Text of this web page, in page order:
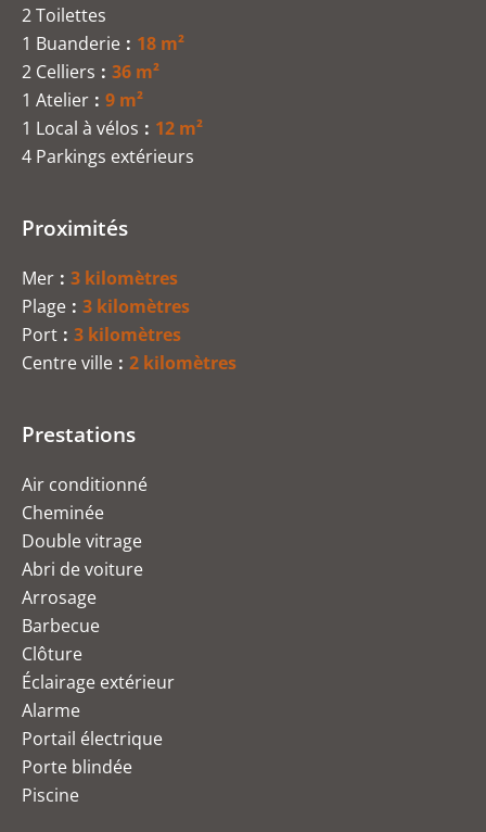
2 Toilettes
1 Buanderie
18 m²
2 Celliers
36 m²
1 Atelier
9 m²
1 Local à vélos
12 m²
4 Parkings extérieurs
Proximités
Mer
3 kilomètres
Plage
3 kilomètres
Port
3 kilomètres
Centre ville
2 kilomètres
Prestations
Air conditionné
Cheminée
Double vitrage
Abri de voiture
Arrosage
Barbecue
Clôture
Éclairage extérieur
Alarme
Portail électrique
Porte blindée
Piscine